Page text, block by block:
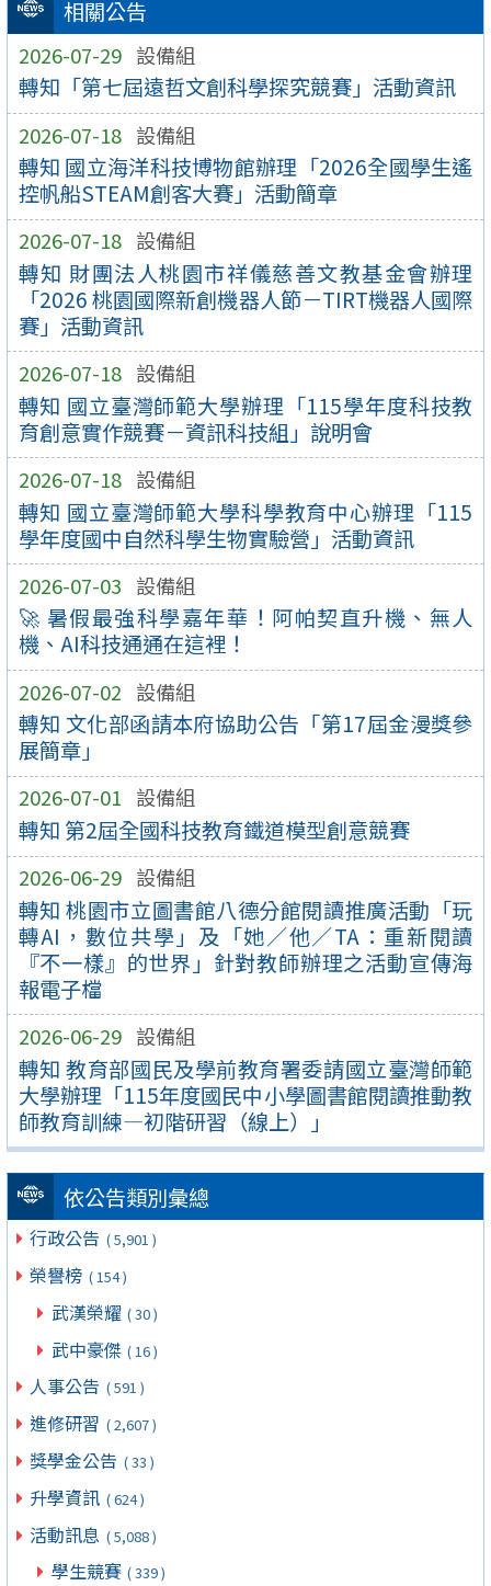
相關公告
2026-07-29 設備組
轉知「第七屆遠哲文創科學探究競賽」活動資訊
2026-07-18 設備組
轉知 國立海洋科技博物館辦理「2026全國學生遙
控帆船STEAM創客大賽」活動簡章
2026-07-18 設備組
轉知 財團法人桃園市祥儀慈善文教基金會辦理
「2026 桃園國際新創機器人節－TIRT機器人國際
賽」活動資訊
2026-07-18 設備組
轉知 國立臺灣師範大學辦理「115學年度科技教
育創意實作競賽－資訊科技組」說明會
2026-07-18 設備組
轉知 國立臺灣師範大學科學教育中心辦理「115
學年度國中自然科學生物實驗營」活動資訊
2026-07-03 設備組
🚀 暑假最強科學嘉年華！阿帕契直升機、無人
機、AI科技通通在這裡！
2026-07-02 設備組
轉知 文化部函請本府協助公告「第17屆金漫獎參
展簡章」
2026-07-01 設備組
轉知 第2屆全國科技教育鐵道模型創意競賽
2026-06-29 設備組
轉知 桃園市立圖書館八德分館閱讀推廣活動「玩
轉AI，數位共學」及「她／他／TA：重新閱讀
『不一樣』的世界」針對教師辦理之活動宣傳海
報電子檔
2026-06-29 設備組
轉知 教育部國民及學前教育署委請國立臺灣師範
大學辦理「115年度國民中小學圖書館閱讀推動教
師教育訓練—初階研習（線上）」
依公告類別彙總
行政公告 ( 5,901 )
榮譽榜 ( 154 )
武漢榮耀 ( 30 )
武中豪傑 ( 16 )
人事公告 ( 591 )
進修研習 ( 2,607 )
獎學金公告 ( 33 )
升學資訊 ( 624 )
活動訊息 ( 5,088 )
學生競賽 ( 339 )